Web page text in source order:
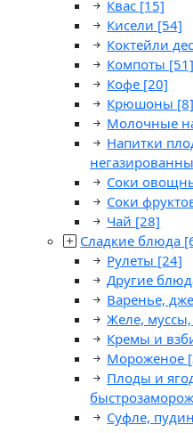
Квас [15]
Кисели [54]
Коктейли
Компоты [51]
Кофе [20]
Крюшоны [8]
Молочные
Напитки
Соки
Соки
Чай [28]
Сладкие блюда
Рулеты [24]
Другие
Варенье,
Желе,
Кремы и
Мороженое
Плоды и
Суфле,